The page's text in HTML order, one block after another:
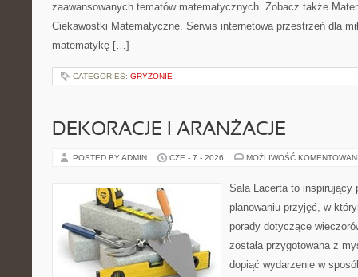
zaawansowanych tematów matematycznych. Zobacz także
Ciekawostki Matematyczne. Serwis internetowa przestrzeń dla
matematykę […]
CATEGORIES: GRYZONIE
DEKORACJE I ARANŻACJE
POSTED BY ADMIN CZE - 7 - 2026 MOŻLIWOŚĆ
Sala Lacerta to inspirujący
planowaniu przyjęć, w
porady dotyczące
została przygotowana z
dopiąć wydarzenie w